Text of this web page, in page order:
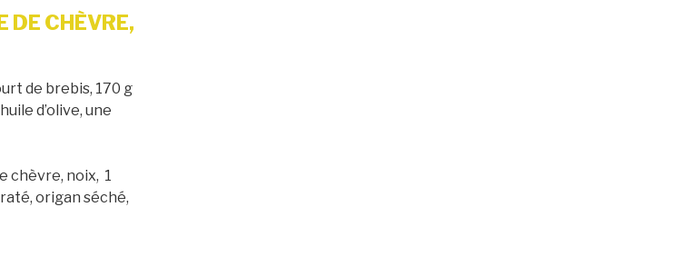
DE CHÈVRE,
de brebis, 170 g
d’olive, une
chèvre, noix, 1
origan séché,